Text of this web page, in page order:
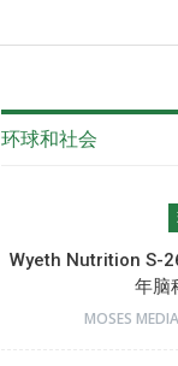
环球和社会
Wyeth Nutrition S-
年脑
MOSES MEDIA